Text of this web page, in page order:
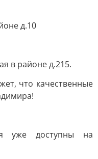
д.10
в районе д.215.
что качественные
уже доступны на